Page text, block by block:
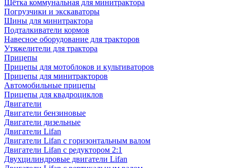
Щётка коммунальная для минитрактора
Погрузчики и экскаваторы
Шины для минитрактора
Подталкиватели кормов
Навесное оборудование для тракторов
Утяжелители для трактора
Прицепы
Прицепы для мотоблоков и культиваторов
Прицепы для минитракторов
Автомобильные прицепы
Прицепы для квадроциклов
Двигатели
Двигатели бензиновые
Двигатели дизельные
Двигатели Lifan
Двигатели Lifan с горизонтальным валом
Двигатели Lifan с редуктором 2:1
Двухцилиндровые двигатели Lifan